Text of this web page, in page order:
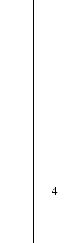
4